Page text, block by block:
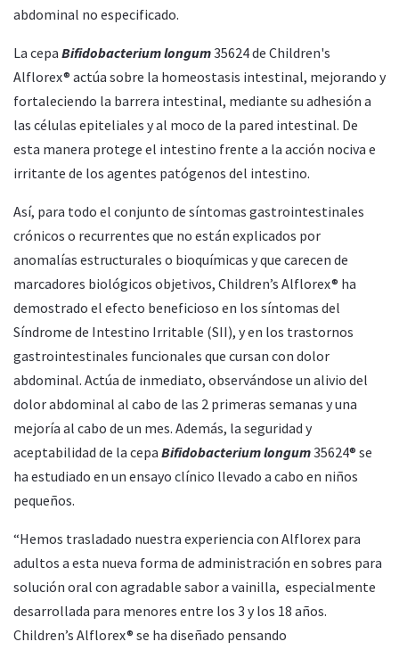
abdominal no especificado.
La cepa Bifidobacterium longum35624 de Children's
Alflorex® actúa sobre la homeostasis intestinal, mejorando y
fortaleciendo la barrera intestinal, mediante su adhesión a
las células epiteliales y al moco de la pared intestinal. De
esta manera protege el intestino frente a la acción nociva e
irritante de los agentes patógenos del intestino.
Así, para todo el conjunto de síntomas gastrointestinales
crónicos o recurrentes que no están explicados por
anomalías estructurales o bioquímicas y que carecen de
marcadores biológicos objetivos, Children’s Alflorex® ha
demostrado el efecto beneficioso en los síntomas del
Síndrome de Intestino Irritable (SII), y en los trastornos
gastrointestinales funcionales que cursan con dolor
abdominal. Actúa de inmediato, observándose un alivio del
dolor abdominal al cabo de las 2 primeras semanas y una
mejoría al cabo de un mes. Además, la seguridad y
aceptabilidad de la cepa Bifidobacterium longum35624® se
ha estudiado en un ensayo clínico llevado a cabo en niños
pequeños.
“Hemos trasladado nuestra experiencia con Alflorex para
adultos a esta nueva forma de administración en sobres para
solución oral con agradable sabor a vainilla, especialmente
desarrollada para menores entre los 3 y los 18 años.
Children’s Alflorex® se ha diseñado pensando